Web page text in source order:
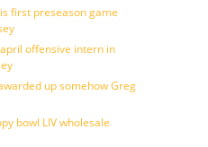
first preseason game
offensive intern in
up somehow Greg
bowl LIV wholesale